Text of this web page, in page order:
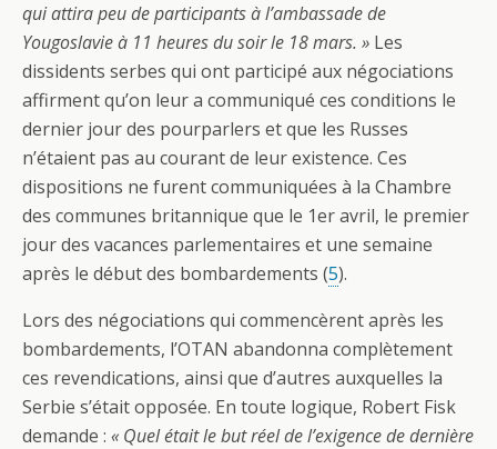
qui attira peu de participants à l’ambassade de
Yougoslavie à 11 heures du soir le 18 mars. » Les
dissidents serbes qui ont participé aux négociations
affirment qu’on leur a communiqué ces conditions le
dernier jour des pourparlers et que les Russes
n’étaient pas au courant de leur existence. Ces
dispositions ne furent communiquées à la Chambre
des communes britannique que le 1er avril, le premier
jour des vacances parlementaires et une semaine
après le début des bombardements (5).
Lors des négociations qui commencèrent après les
bombardements, l’OTAN abandonna complètement
ces revendications, ainsi que d’autres auxquelles la
Serbie s’était opposée. En toute logique, Robert Fisk
demande : « Quel était le but réel de l’exigence de dernière